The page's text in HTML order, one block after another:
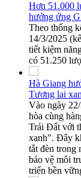
Hơn 51.000
hưởng ứng
Theo thống
14/3/2025
tiết kiệm
có 51.250
Hà Giang
Tương lai
Vào ngày
hòa cùng
Trái Đất với
xanh". Đây
tắt đèn trong
bảo vệ môi
triển bền